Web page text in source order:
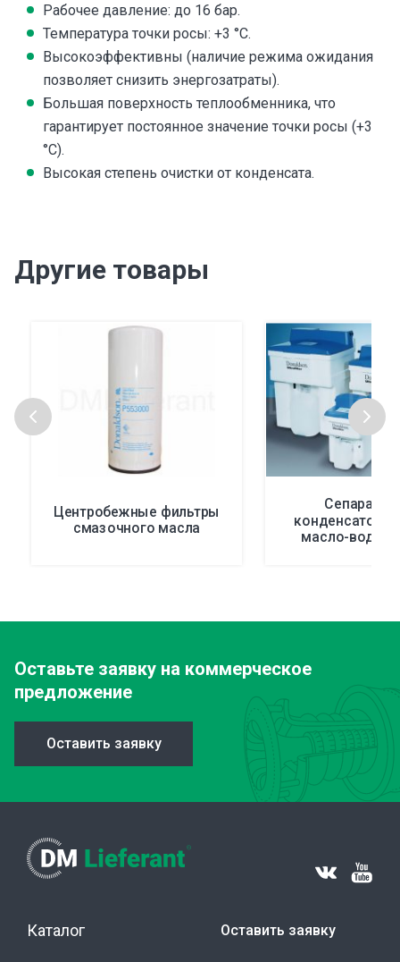
Рабочее давление: до 16 бар.
Температура точки росы: +3 °C.
Высокоэффективны (наличие режима ожидания
позволяет снизить энергозатраты).
Большая поверхность теплообменника, что
гарантирует постоянное значение точки росы (+3
°C).
Высокая степень очистки от конденсата.
Другие товары
Центробежные фильтры
смазочного масла
масло-вода
Оставьте заявку на коммерческое
предложение
Оставить заявку
Каталог Оставить заявку